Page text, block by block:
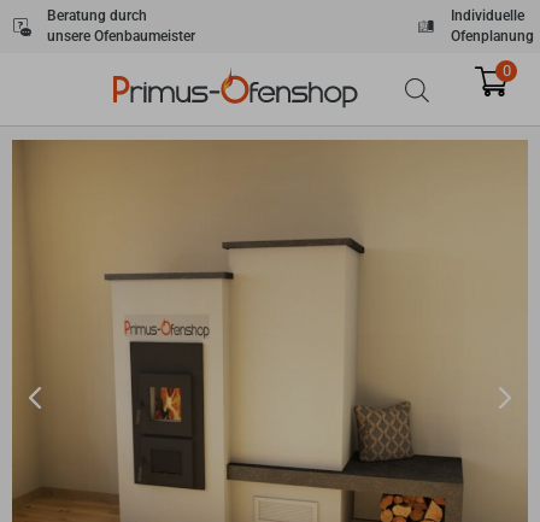
Zum
Inhalt
Beratung durch
unsere Ofenbaumeister
Individuelle
Ofenplanung
0